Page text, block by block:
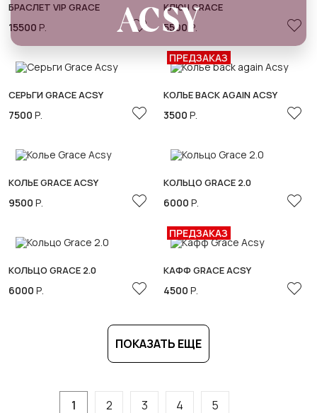
БРАСЛЕТ VIP GRACE
15500 Р.
КЛЮЧ GRACE
5500 Р.
СЕРЬГИ GRACE ACSY
7500 Р.
ПРЕДЗАКАЗ
КОЛЬЕ BACK AGAIN ACSY
3500 Р.
КОЛЬЕ GRACE ACSY
9500 Р.
КОЛЬЦО GRACE 2.0
6000 Р.
КОЛЬЦО GRACE 2.0
6000 Р.
ПРЕДЗАКАЗ
КАФФ GRACE ACSY
4500 Р.
ПОКАЗАТЬ ЕЩЕ
1 2 3 4 5